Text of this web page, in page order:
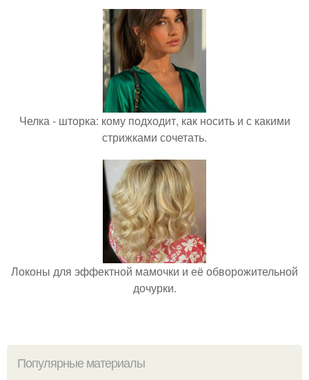
Челка - шторка: кому подходит, как носить и с какими
стрижками сочетать.
Локоны для эффектной мамочки и её обворожительной
дочурки.
Популярные материалы